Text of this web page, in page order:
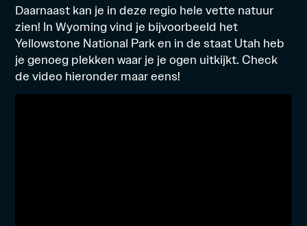
Daarnaast kan je in deze regio hele vette natuur
zien! In Wyoming vind je bijvoorbeeld het
Yellowstone National Park en in de staat Utah heb
je genoeg plekken waar je je ogen uitkijkt. Check
de video hieronder maar eens!